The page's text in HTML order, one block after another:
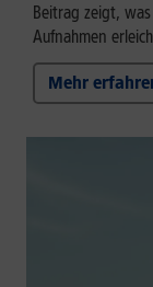
Beitrag zeigt,
Aufnahmen
Mehr